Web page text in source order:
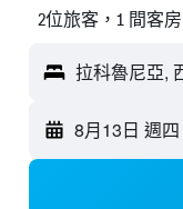
2位旅客，1 間客房
拉科魯尼亞,
8月13日 週四